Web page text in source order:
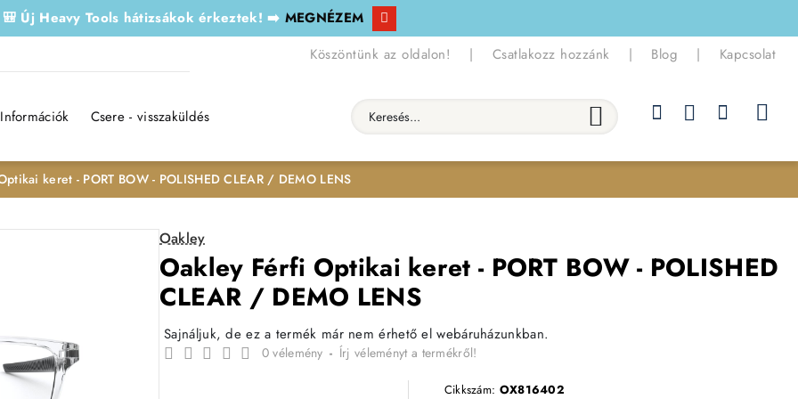
🎒 Új Heavy Tools hátizsákok érkeztek! ➡️ MEGNÉZEM
Köszöntünk az oldalon! | Csatlakozz hozzánk | Blog | Kapcsolat
Információk Csere - visszaküldés Keresés...
keret - PORT BOW - POLISHED CLEAR / DEMO LENS
Oakley
Oakley Férfi Optikai keret - PORT BOW - POLISHED
CLEAR / DEMO LENS
Sajnáljuk, de ez a termék már nem érhető el webáruházunkban.
0 vélemény - Írj véleményt a termékről!
Cikkszám: OX816402